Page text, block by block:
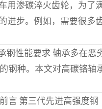
进步。例如，需要很多
环境下工作，高碳铬轴承钢是特殊钢中质
钢种。本文对高碳铬轴承
钢（3G-AHSS）使车辆轻量化，平衡了燃油效